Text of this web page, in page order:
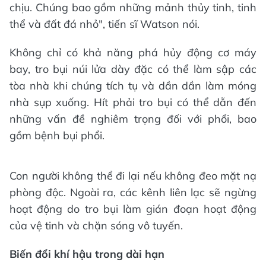
chịu. Chúng bao gồm những mảnh thủy tinh, tinh
thể và đất đá nhỏ", tiến sĩ Watson nói.
Không chỉ có khả năng phá hủy động cơ máy
bay, tro bụi núi lửa dày đặc có thể làm sập các
tòa nhà khi chúng tích tụ và dần dần làm móng
nhà sụp xuống. Hít phải tro bụi có thể dẫn đến
những vấn đề nghiêm trọng đối với phổi, bao
gồm bệnh bụi phổi.
Con người không thể đi lại nếu không đeo mặt nạ
phòng độc. Ngoài ra, các kênh liên lạc sẽ ngừng
hoạt động do tro bụi làm gián đoạn hoạt động
của vệ tinh và chặn sóng vô tuyến.
Biến đổi khí hậu trong dài hạn